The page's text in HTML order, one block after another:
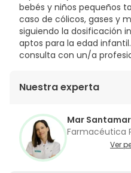
bebés y niños pequeños
caso de cólicos, gases y
siguiendo la dosificación
aptos para la edad
consulta con un/a
Nuestra experta
Mar
Farmacéutica
Ver